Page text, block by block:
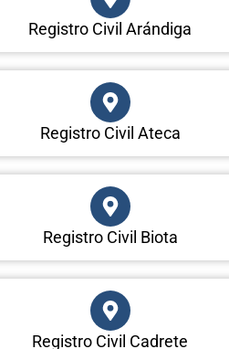
Registro Civil Arándiga
Registro Civil Ateca
Registro Civil Biota
Registro Civil Cadrete